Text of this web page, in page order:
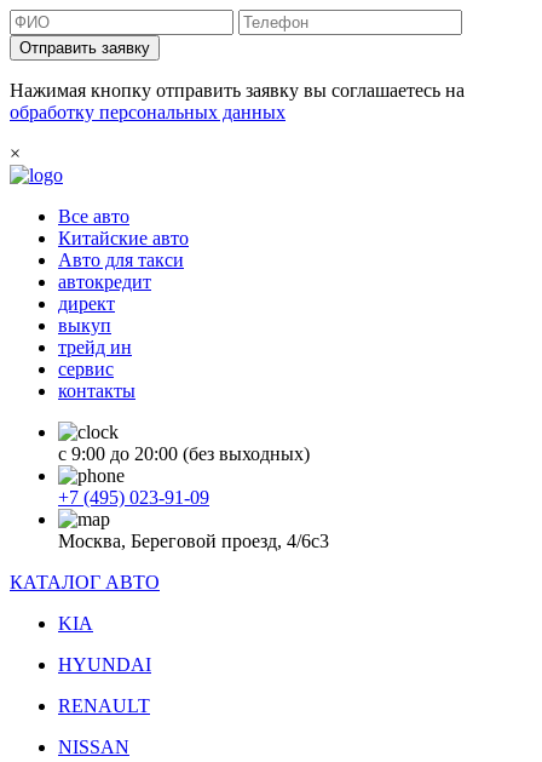
Отправить заявку
Нажимая кнопку отправить заявку вы соглашаетесь на
обработку персональных данных
×
Все авто
Китайские авто
Авто для такси
автокредит
директ
выкуп
трейд ин
сервис
контакты
с 9:00 до 20:00 (без выходных)
+7 (495) 023-91-09
Москва, Береговой проезд, 4/6с3
КАТАЛОГ АВТО
KIA
HYUNDAI
RENAULT
NISSAN